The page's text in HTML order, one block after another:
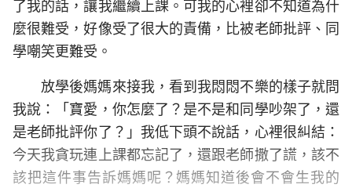
了我的話，讓我繼續上課。可我的心裡卻不知道為什
麼很難受，好像受了很大的責備，比被老師批評、同
學嘲笑更難受。
放學後媽媽來接我，看到我悶悶不樂的樣子就問
我說：「寶愛，你怎麼了？是不是和同學吵架了，還
是老師批評你了？」我低下頭不說話，心裡很糾結：
今天我貪玩連上課都忘記了，還跟老師撒了謊，該不
該把這件事告訴媽媽呢？媽媽知道後會不會生我的